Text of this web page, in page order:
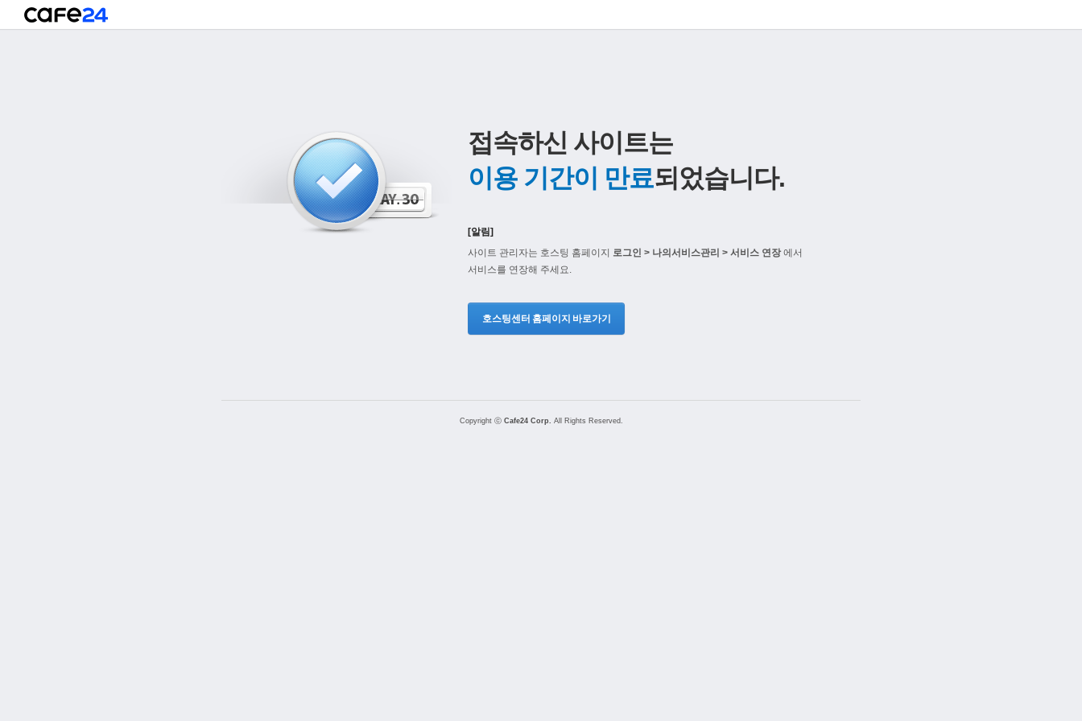
접속하신 사이트는
이용 기간이 만료되었습니다.
[알림]
사이트 관리자는 호스팅 홈페이지 로그인 > 나의서비스관리 > 서비스 연장에서
서비스를 연장해 주세요.
호스팅센터 홈페이지 바로가기
Copyright ⓒ Cafe24 Corp. All Rights Reserved.